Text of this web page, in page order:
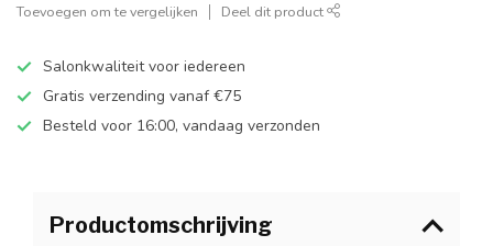
Toevoegen om te vergelijken Deel dit product
Salonkwaliteit voor iedereen
Gratis verzending vanaf €75
Besteld voor 16:00, vandaag verzonden
Productomschrijving